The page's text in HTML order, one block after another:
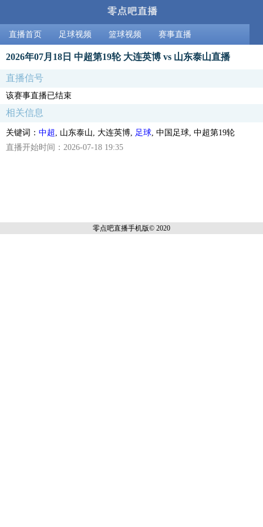
直播首页 足球视频 篮球视频 赛事直播
2026年07月18日 中超第19轮 大连英博 vs 山东泰山直播
直播信号
该赛事直播已结束
相关信息
关键词： 中超 , 山东泰山, 大连英博, 足球 , 中国足球, 中超第19轮
直播开始时间：2026-07-18 19:35
零点吧直播手机版© 2020